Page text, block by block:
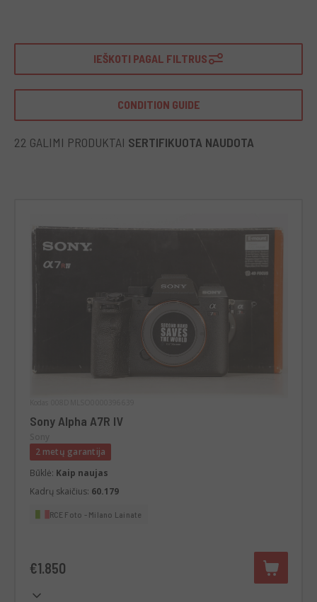
IEŠKOTI PAGAL FILTRUS
CONDITION GUIDE
22 GALIMI PRODUKTAI SERTIFIKUOTA NAUDOTA
Sony Alpha A7R IV
2 metų garantija
Būklė: Kaip naujas
Kadrų skaičius: 60.179
RCE Foto - Milano Lainate
€1.850